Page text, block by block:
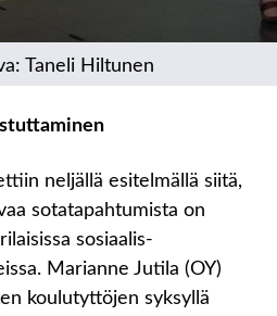
Taneli Hiltunen
neljällä esitelmällä siitä,
sotatapahtumista on
sosiaalis-
Marianne Jutila (OY)
koulutyttöjen syksyllä